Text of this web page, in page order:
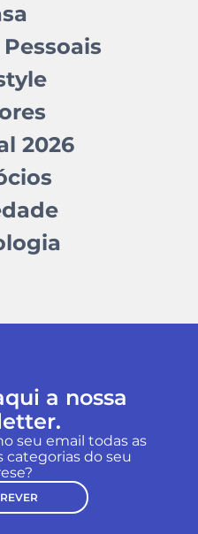
2026
a nossa
seu email todas as
categorias do seu